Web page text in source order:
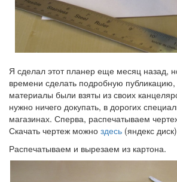
Я сделал этот планер еще месяц назад,
времени сделать подробную
материалы были взяты из своих
нужно ничего докупать, в дорогих
магазинах. Сперва, распечатываем
Скачать чертеж можно здесь (яндекс
Распечатываем и вырезаем из картона.